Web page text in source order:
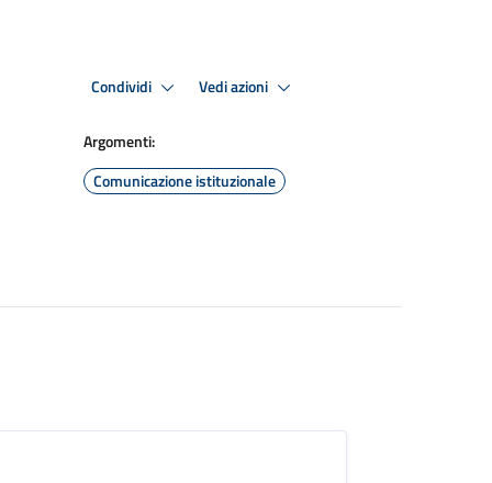
Condividi Vedi azioni
Argomenti:
Comunicazione istituzionale